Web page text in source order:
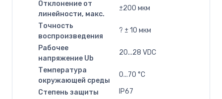
Отклонение от
линейности, макс.
±200 мкм
Точность
воспроизведения
? ± 10 мкм
Рабочее
напряжение Ub
20...28 VDC
Температура
окружающей среды
0...70 °C
Степень защиты
IP67